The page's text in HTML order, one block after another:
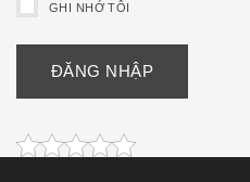
GHI NHỚ TÔI